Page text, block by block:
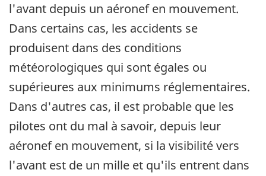
l'avant depuis un aéronef en mouvement.
Dans certains cas, les accidents se
produisent dans des conditions
météorologiques qui sont égales ou
supérieures aux minimums réglementaires.
Dans d'autres cas, il est probable que les
pilotes ont du mal à savoir, depuis leur
aéronef en mouvement, si la visibilité vers
l'avant est de un mille et qu'ils entrent dans